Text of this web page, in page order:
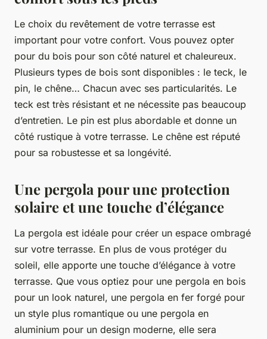
Le choix du revêtement de votre terrasse est
important pour votre confort. Vous pouvez opter
pour du bois pour son côté naturel et chaleureux.
Plusieurs types de bois sont disponibles : le teck, le
pin, le chêne… Chacun avec ses particularités. Le
teck est très résistant et ne nécessite pas beaucoup
d’entretien. Le pin est plus abordable et donne un
côté rustique à votre terrasse. Le chêne est réputé
pour sa robustesse et sa longévité.
Une pergola pour une protection
solaire et une touche d’élégance
La pergola est idéale pour créer un espace ombragé
sur votre terrasse. En plus de vous protéger du
soleil, elle apporte une touche d’élégance à votre
terrasse. Que vous optiez pour une pergola en bois
pour un look naturel, une pergola en fer forgé pour
un style plus romantique ou une pergola en
aluminium pour un design moderne, elle sera